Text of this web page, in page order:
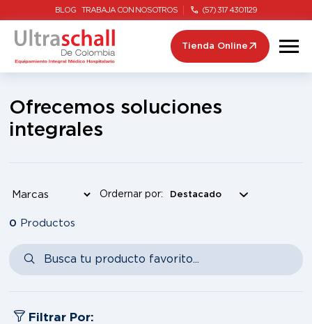
BLOG TRABAJA CON NOSOTROS (57) 317 4301129
Tienda Online
Ofrecemos soluciones
integrales
Ordernar por:
0 Productos
Filtrar Por: